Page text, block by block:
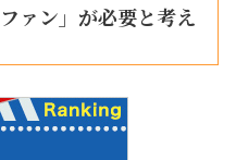
ァン」が必要と考え